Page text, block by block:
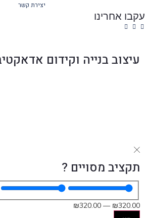
יצירת קשר
אחרינו
עיצוב בנייה וקידום אדאקטיב
תקציב מסויים ?
₪320.00
—
₪320.00